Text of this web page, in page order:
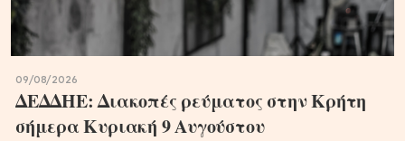
09/08/2026
ΔΕΔΔΗΕ: Διακοπές ρεύματος στην Κρήτη
σήμερα Κυριακή 9 Αυγούστου